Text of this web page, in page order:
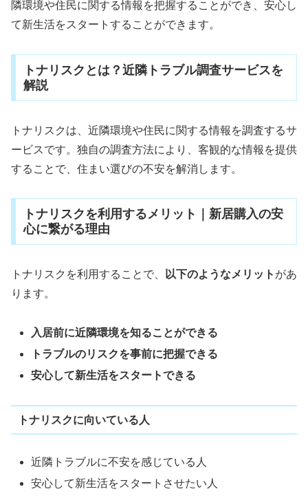
隣環境や住民に関する情報を把握することができ、安心し
て新生活をスタートすることができます。
トナリスクとは？近隣トラブル調査サービスを
解説
トナリスクは、近隣環境や住民に関する情報を調査するサ
ービスです。独自の調査方法により、客観的な情報を提供
することで、住まい選びの不安を解消します。
トナリスクを利用するメリット｜新居購入の安
心に繋がる理由
トナリスクを利用することで、 以下のようなメリット があ
ります。
入居前に近隣環境を知ることができる
トラブルのリスクを事前に把握できる
安心して新生活をスタートできる
トナリスクに向いている人
近隣トラブルに不安を感じている人
安心して新生活をスタートさせたい人